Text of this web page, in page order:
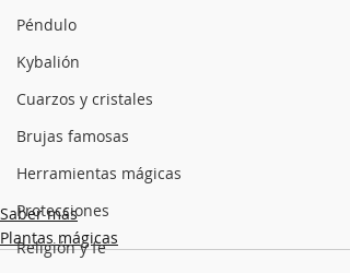
Péndulo
Kybalión
Cuarzos y cristales
Brujas famosas
Herramientas mágicas
Protecciones
Religión y fe
Saber más
Plantas mágicas